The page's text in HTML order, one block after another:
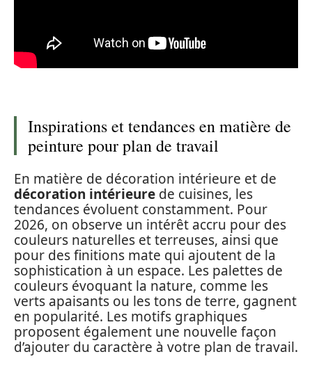
Inspirations et tendances en matière de
peinture pour plan de travail
En matière de décoration intérieure et de
décoration intérieure de cuisines, les
tendances évoluent constamment. Pour
2026, on observe un intérêt accru pour des
couleurs naturelles et terreuses, ainsi que
pour des finitions mate qui ajoutent de la
sophistication à un espace. Les palettes de
couleurs évoquant la nature, comme les
verts apaisants ou les tons de terre, gagnent
en popularité. Les motifs graphiques
proposent également une nouvelle façon
d’ajouter du caractère à votre plan de travail.